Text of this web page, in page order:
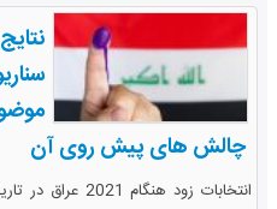
چالش های پیش روی آن